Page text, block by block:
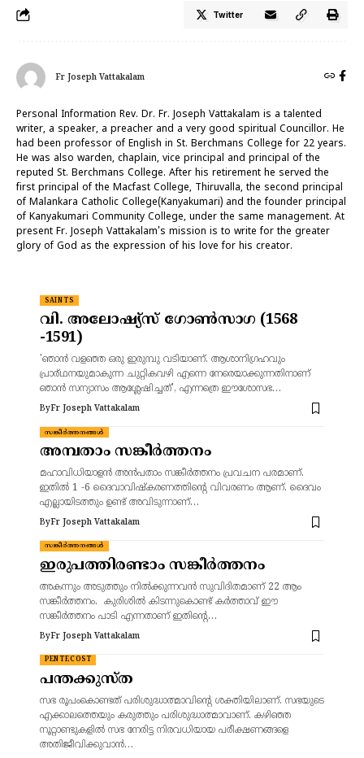
Twitter
Fr Joseph Vattakalam
Personal Information Rev. Dr. Fr. Joseph Vattakalam is a talented
writer, a speaker, a preacher and a very good spiritual Councillor. He
had been professor of English in St. Berchmans College for 22 years.
He was also warden, chaplain, vice principal and principal of the
reputed St. Berchmans College. After his retirement he served the
first principal of the Macfast College, Thiruvalla, the second principal
of Malankara Catholic College(Kanyakumari) and the founder principal
of Kanyakumari Community College, under the same management. At
present Fr. Joseph Vattakalam's mission is to write for the greater
glory of God as the expression of his love for his creator.
SAINTS
വി. അലോഷ്യ്‌സ് ഗോൺസാഗ (1568
-1591)
'ഞാൻ വളഞ്ഞ ഒരു ഇരുമ്പു വടിയാണ്. ആശാനിഗ്രഹവും
പ്രാര്ഥനയുമാകുന്ന ചുറ്റികവഴി എന്നെ നേരെയാക്കുന്നതിനാണ്
ഞാൻ സന്യാസം ആശ്ലേഷിച്ചത്', എന്നത്രെ ഈശോസഭ…
ByFr Joseph Vattakalam
സങ്കീർത്തനങ്ങൾ
അമ്പതാം സങ്കീർത്തനം
മഹാവിധിയാളൻ അൻപതാം സങ്കീർത്തനം പ്രവചന പരമാണ്.
ഇതിൽ 1 -6 ദൈവാവിഷ്കരണത്തിന്റെ വിവരണം ആണ്. ദൈവം
എല്ലായിടത്തും ഉണ്ട് അവിടുന്നാണ്…
ByFr Joseph Vattakalam
സങ്കീർത്തനങ്ങൾ
ഇരുപത്തിരണ്ടാം സങ്കീർത്തനം
അകന്നും അടുത്തും നിൽക്കുന്നവൻ സുവിദിതമാണ് 22 ആം
സങ്കീർത്തനം. കുരിശിൽ കിടന്നുകൊണ്ട് കർത്താവ് ഈ
സങ്കീർത്തനം പാടി എന്നതാണ് ഇതിന്റെ…
ByFr Joseph Vattakalam
PENTECOST
പന്തക്കുസ്ത
സഭ രൂപംകൊണ്ടത് പരിശുദ്ധാത്മാവിന്റെ ശക്തിയിലാണ്. സഭയുടെ
എക്കാലത്തെയും കരുത്തും പരിശുദ്ധാത്മാവാണ്. കഴിഞ്ഞ
നൂറ്റാണ്ടുകളിൽ സഭ നേരിട്ട നിരവധിയായ പരീക്ഷണങ്ങളെ
അതിജീവിക്കുവാൻ…